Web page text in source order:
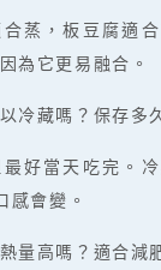
蒸，板豆腐適
為它更易融合。
冷藏嗎？保存多
好當天吃完。
感會變。
量高嗎？適合減